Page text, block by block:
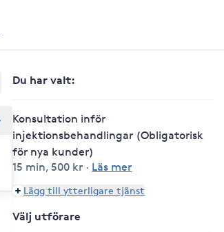
Du har valt:
Konsultation inför
injektionsbehandlingar (Obligatorisk
för nya kunder)
15 min, 500 kr · Läs mer
Lägg till ytterligare tjänst
Välj utförare